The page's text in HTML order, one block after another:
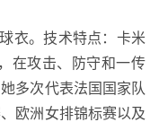
衣。技术特点：卡米
在攻击、防守和一传
多次代表法国国家队
欧洲女排锦标赛以及